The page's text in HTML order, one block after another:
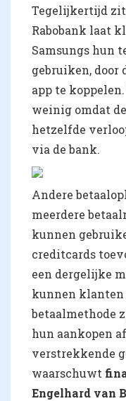
Tegelijkertijd
Rabobank laat
Samsungs hun
gebruiken, door
app te
weinig omdat
hetzelfde
via de bank.
Andere
meerdere
kunnen
creditcards
een dergelijke
kunnen
betaalmethode
hun aankopen
verstrekkende
waarschuwt
Engelhard van